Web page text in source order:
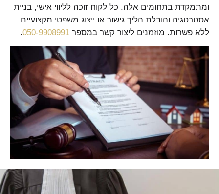
ומתמקדת בתחומים אלה. כל לקוח זוכה לליווי אישי, בניית
אסטרטגיה והובלת הליך גישור או ייצוג משפטי מקצועיים
ללא פשרות. מוזמנים ליצור קשר במספר 050-9908991
.